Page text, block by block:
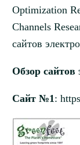
Optimization
Channels
сайтов
Обзор сайтов
Сайт №1: